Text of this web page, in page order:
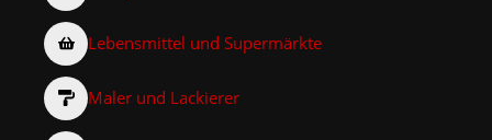
Lebensmittel und Supermärkte
Maler und Lackierer